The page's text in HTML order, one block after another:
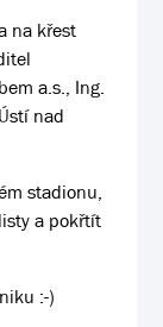
na křest
a.s., Ing.
nad
stadionu,
a pokřtít
:-)